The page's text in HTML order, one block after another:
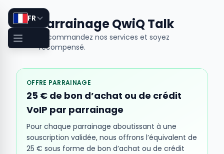
FR Parrainage QwiQ Talk
Recommandez nos services et soyez
récompensé.
OFFRE PARRAINAGE
25 € de bon d’achat ou de crédit
VoIP par parrainage
Pour chaque parrainage aboutissant à une
souscription validée, nous offrons l’équivalent de
25 € sous forme de bon d’achat ou de crédit